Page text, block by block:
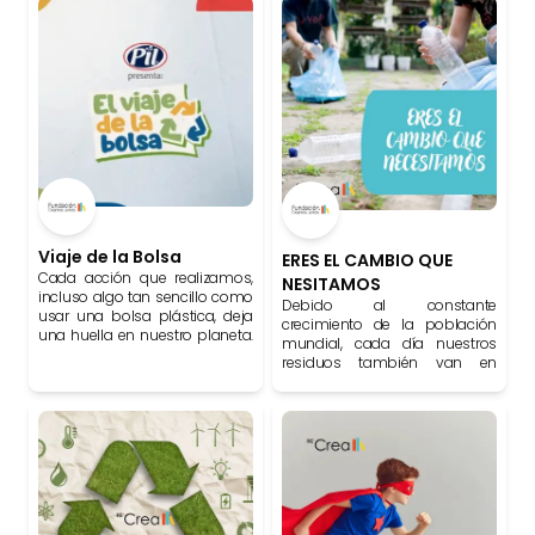
para mujeres
microempresarias y jóvenes
del área de Asunción y zonas
aledañas que no estén
trabajando ni estudiando para
mejorar sus competencias
laborales y empleabilidad.
Viaje de la Bolsa
Cada acción que realizamos,
incluso algo tan sencillo como
usar una bolsa plástica, deja
una huella en nuestro planeta.
importancia de reducir,
reutilizar, reciclar y rechazar,
mostrando que nuestras
decisiones diarias pueden
convertirse en pequeños
pasos hacia un futuro más
limpio y sostenible.
ERES EL CAMBIO QUE
NESITAMOS
Debido al constante
crecimiento de la población
mundial, cada día nuestros
residuos también van en
residuos que generamos en
casa mediante la clasificación,
reutilización y reciclaje
generaremos beneficios que
permitirán un ahorro de
energía, materias primas, agua